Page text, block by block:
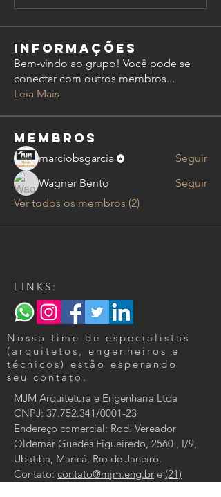
Informações
Bem-vindo ao grupo! Você pode se
conectar com outros membros...
Leia Mais
membros
marciobsgarcia
Seguir
Wagner Bento
Seguir
Ver todos os membros (2)
LINKS:
Nosso time de especialistas
(arquitetos, engenheiros e
técnicos) estão esperando
seu contato.
MJM Arquitetura e Engenharia Ltda
CNPJ: 37.752.341/0001-23
Endereço comercial: Rod. Vereador
Oldemar Guedes Figueiredo, 2560 , I/9,
Ubatiba, Maricá, Rio de Janeiro.
Contato: contato@mjm.eng.br e (21)